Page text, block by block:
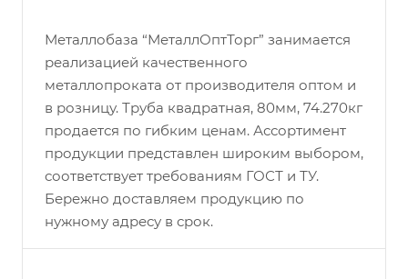
Металлобаза “МеталлОптТорг” занимается
реализацией качественного
металлопроката от производителя оптом и
в розницу. Труба квадратная, 80мм, 74.270кг
продается по гибким ценам. Ассортимент
продукции представлен широким выбором,
соответствует требованиям ГОСТ и ТУ.
Бережно доставляем продукцию по
нужному адресу в срок.